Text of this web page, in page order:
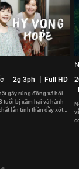
2g 3ph Full HD
gây rúng động xã hội
tuổi bị xâm hại và hành
lẫn tinh thần đầy xót